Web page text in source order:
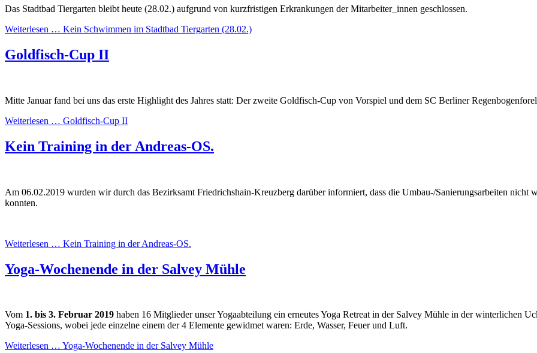
Das Stadtbad Tiergarten bleibt heute (28.02.) aufgrund von kurzfristigen Erkrankungen der Mitarbeiter_innen geschlossen.
Weiterlesen … Kein Schwimmen im Stadtbad Tiergarten (28.02.)
Goldfisch-Cup II
Mitte Januar fand bei uns das erste Highlight des Jahres statt: Der zweite Goldfisch-Cup von Vorspiel und dem SC Berliner
Weiterlesen … Goldfisch-Cup II
Kein Training in der Andreas-OS.
Am 06.02.2019 wurden wir durch das Bezirksamt Friedrichshain-Kreuzberg darüber informiert, dass die Umbau-/Sanierungsarbeiten nicht
konnten.
Weiterlesen … Kein Training in der Andreas-OS.
Yoga-Wochenende in der Salvey Mühle
Vom 1. bis 3. Februar 2019 haben 16 Mitglieder unser Yogaabteilung ein erneutes Yoga Retreat in der Salvey Mühle in der winterlichen
Yoga-Sessions, wobei jede einzelne einem der 4 Elemente gewidmet waren: Erde, Wasser, Feuer und Luft.
Weiterlesen … Yoga-Wochenende in der Salvey Mühle